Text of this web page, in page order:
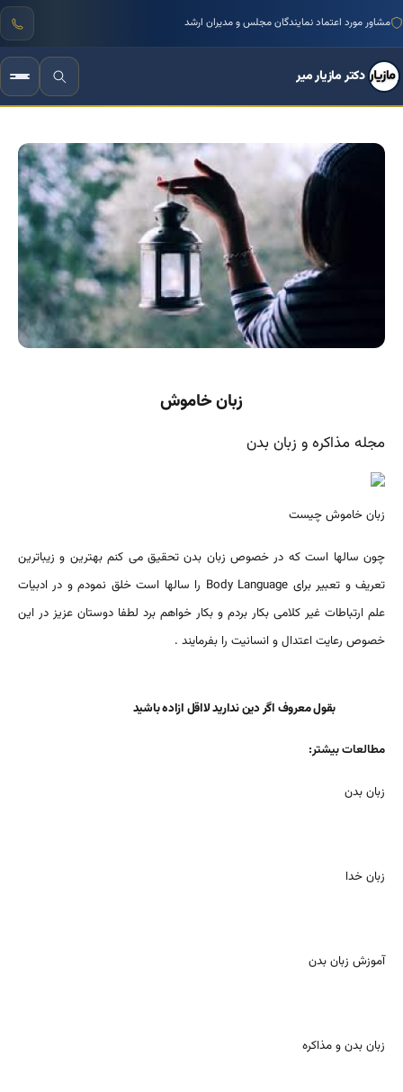
مشاور مورد اعتماد نمایندگان مجلس و مدیران ارشد
دکتر مازیار میر
زبان خاموش
مجله مذاکره و زبان بدن
زبان خاموش چیست
چون سالها است که در خصوص زبان بدن تحقیق می کنم بهترین و زیباترین
تعریف و تعبیر برای Body Language را سالها است خلق نمودم و در ادبیات
علم ارتباطات غیر کلامی بکار بردم و بکار خواهم برد لطفا دوستان عزیز در این
خصوص رعایت اعتدال و انسانیت را بفرمایند .
بقول معروف اگر دین ندارید لااقل ازاده باشید
مطالعات بیشتر:
زبان بدن
زبان خدا
آموزش زبان بدن
زبان بدن و مذاکره